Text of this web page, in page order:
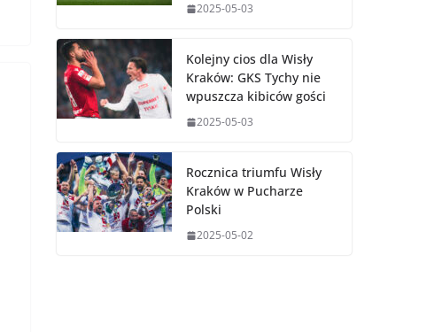
2025-05-03
Kolejny cios dla Wisły
Kraków: GKS Tychy nie
wpuszcza kibiców gości
2025-05-03
Rocznica triumfu Wisły
Kraków w Pucharze
Polski
2025-05-02